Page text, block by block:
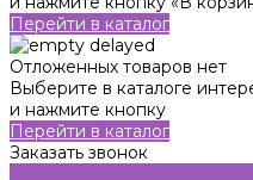
Перейти в каталог
Отложенных товаров нет
Выберите в каталоге
и нажмите кнопку
Перейти в каталог
Заказать звонок